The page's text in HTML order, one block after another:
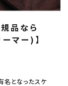
品なら
マー)】
名となったスケ